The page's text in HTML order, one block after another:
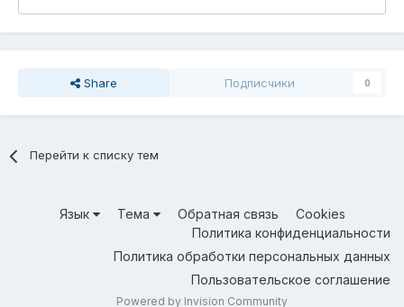
Share Подписчики 0
Перейти к списку тем
Язык Тема Обратная связь
Cookies
Политика конфиденциальности
Политика обработки персональных данных
Пользовательское соглашение
Powered by Invision Community